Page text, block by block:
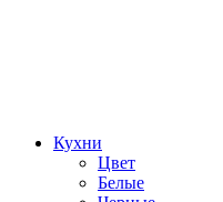
Кухни
Цвет
Белые